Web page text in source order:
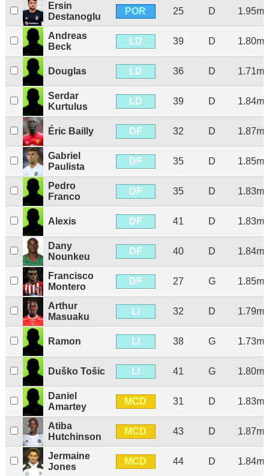
Ersin
Destanoglu
POR 25 D 1.95m
Andreas
Beck
LD 39 D 1.80m
Douglas LD 36 D 1.71m
Serdar
Kurtulus
LD 39 D 1.84m
Éric Bailly DF 32 D 1.87m
Gabriel
Paulista
DF 35 D 1.85m
Pedro
Franco
DF 35 D 1.83m
Alexis DF 41 D 1.83m
Dany
Nounkeu
DF 40 D 1.84m
Francisco
Montero
DF 27 G 1.85m
Arthur
Masuaku
LI 32 D 1.79m
Ramon LI 38 G 1.73m
Duško Tošic LI 41 G 1.80m
Daniel
Amartey
MCD 31 D 1.83m
Atiba
Hutchinson
MCD 43 D 1.87m
Jermaine
Jones
MCD 44 D 1.84m